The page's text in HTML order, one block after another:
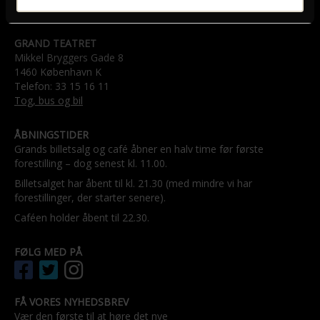
GRAND TEATRET
Mikkel Bryggers Gade 8
1460 København K
Telefon: 33 15 16 11
Tog, bus og bil
ÅBNINGSTIDER
Grands billetsalg og café åbner en halv time før første
forestilling – dog senest kl. 11.00.
Billetsalget har åbent til kl. 21.30 (med mindre vi har
forestillinger, der starter senere).
Caféen holder åbent til 22.30.
FØLG MED PÅ
FÅ VORES NYHEDSBREV
Vær den første til at høre det nye